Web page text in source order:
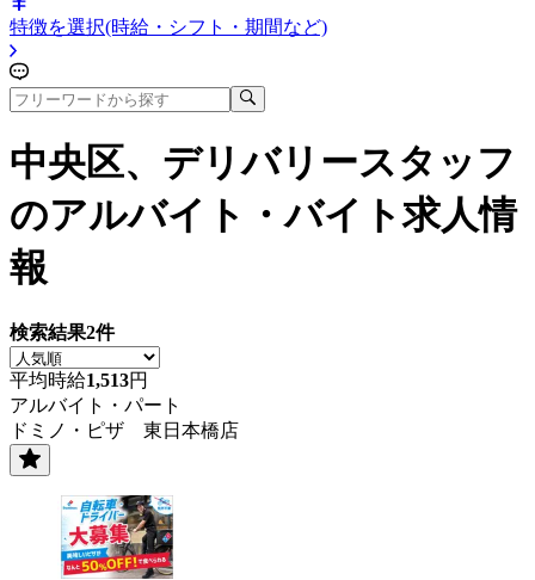
特徴を選択(時給・シフト・期間など)
中央区、デリバリースタッフ
のアルバイト・バイト求人情
報
検索結果2件
平均時給1,513円
アルバイト・パート
ドミノ・ピザ 東日本橋店